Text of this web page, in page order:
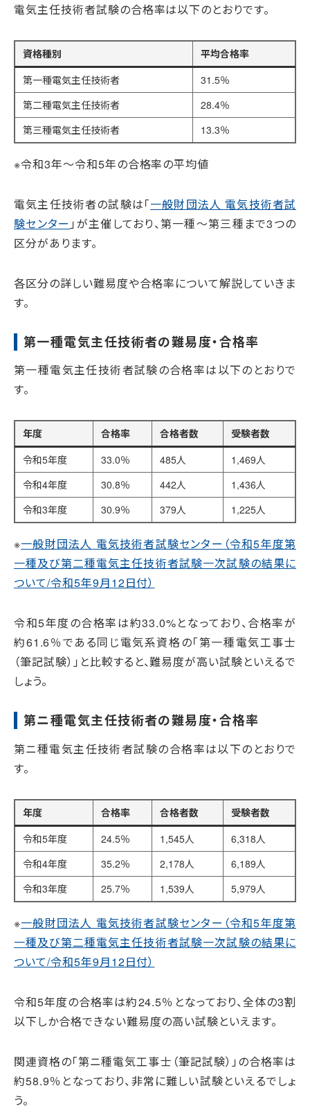
電気主任技術者試験の合格率は以下のとおりです。
資格種別
平均合格率
第一種電気主任技術者
31.5％
第二種電気主任技術者
28.4％
第三種電気主任技術者
13.3％
※令和3年～令和5年の合格率の平均値
電気主任技術者の試験は「一般財団法人 電気技術者試
験センター 」が主催しており、第一種〜第三種まで3つの
区分があります。
各区分の詳しい難易度や合格率について解説していきま
す。
第一種電気主任技術者の難易度・合格率
第一種電気主任技術者試験の合格率は以下のとおりで
す。
年度 合格率 合格者数
受験者数
令和5年度
33.0％ 485人
1,469人
令和4年度
30.8％ 442人
1,436人
令和3年度
30.9％ 379人 1,225人
※一般財団法人 電気技術者試験センター（令和5年度第
一種及び第二種電気主任技術者試験一次試験の結果に
ついて/令和5年9月12日付）
令和5年度の合格率は約33.0%となっており、合格率が
約61.6％である同じ電気系資格の「第一種電気工事士
（筆記試験）」と比較すると、難易度が高い試験といえるで
しょう。
第ニ種電気主任技術者の難易度・合格率
第ニ種電気主任技術者試験の合格率は以下のとおりで
す。
年度 合格率 合格者数
受験者数
令和5年度
24.5％ 1,545人
6,318人
令和4年度
35.2％ 2,178人
6,189人
令和3年度
25.7％ 1,539人 5,979人
※一般財団法人 電気技術者試験センター（令和5年度第
一種及び第二種電気主任技術者試験一次試験の結果に
ついて/令和5年9月12日付）
令和5年度の合格率は約24.5％となっており、全体の3割
以下しか合格できない難易度の高い試験といえます。
関連資格の「第ニ種電気工事士（筆記試験）」の合格率は
約58.9％となっており、非常に難しい試験といえるでしょ
う。